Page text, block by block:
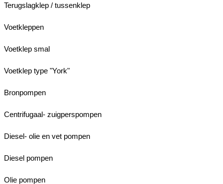
Terugslagklep / tussenklep
Voetkleppen
Voetklep smal
Voetklep type "York"
Bronpompen
Centrifugaal- zuigperspompen
Diesel- olie en vet pompen
Diesel pompen
Olie pompen